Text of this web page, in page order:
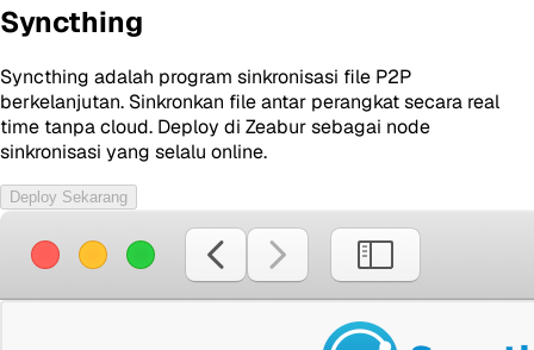
Syncthing
Syncthing adalah program sinkronisasi file P2P
berkelanjutan. Sinkronkan file antar perangkat secara real
time tanpa cloud. Deploy di Zeabur sebagai node
sinkronisasi yang selalu online.
Deploy Sekarang